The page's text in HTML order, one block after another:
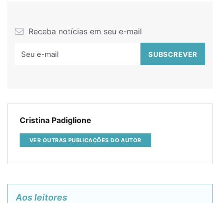
Receba notícias em seu e-mail
Cristina Padiglione
VER OUTRAS PUBLICAÇÕES DO AUTOR
Aos leitores